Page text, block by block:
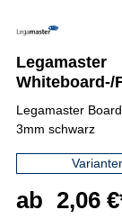
Legamaster
Whiteboard-/
r TZ 100
Legamaster
3mm schwarz
ab 2,06